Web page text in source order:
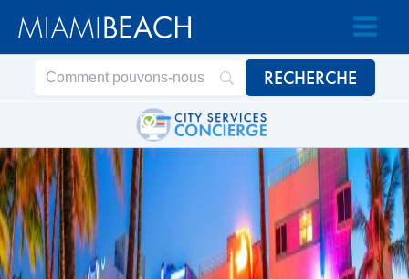
Passer
contenu
Passer
contenu